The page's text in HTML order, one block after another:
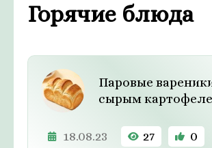
Горячие блюда
Паровые
сырым
18.08.23 27 0